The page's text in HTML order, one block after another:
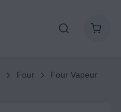
Four
Four Vapeur